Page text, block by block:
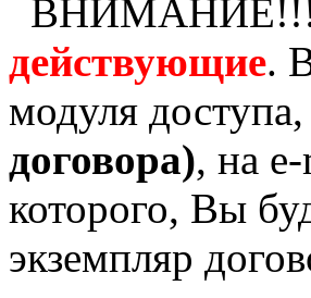
действующие.
модуля доступа,
договора), на
которого, Вы
экземпляр